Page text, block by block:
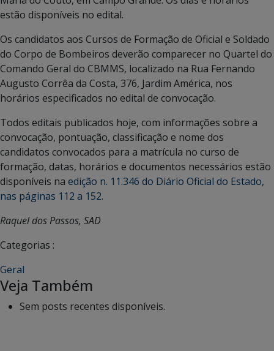
estão disponíveis no edital.
Os candidatos aos Cursos de Formação de Oficial e Soldado
do Corpo de Bombeiros deverão comparecer no Quartel do
Comando Geral do CBMMS, localizado na Rua Fernando
Augusto Corrêa da Costa, 376, Jardim América, nos
horários especificados no edital de convocação.
Todos editais publicados hoje, com informações sobre a
convocação, pontuação, classificação e nome dos
candidatos convocados para a matrícula no curso de
formação, datas, horários e documentos necessários estão
disponíveis na edição n. 11.346 do Diário Oficial do Estado,
nas páginas 112 a 152.
Raquel dos Passos, SAD
Categorias :
Geral
Veja Também
Sem posts recentes disponíveis.